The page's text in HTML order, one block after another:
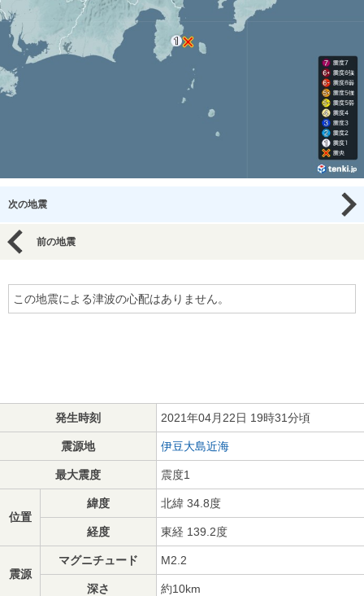
次の地震
前の地震
この地震による津波の心配はありません。
発生時刻 2021年04月22日 19時31分頃
震源地 伊豆大島近海
最大震度 震度1
位置
緯度 北緯 34.8度
経度 東経 139.2度
震源
マグニチュード M2.2
深さ 約10km